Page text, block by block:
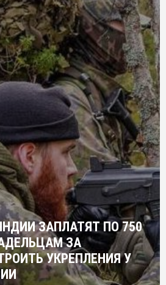
ЗАПЛАТЯТ ПО 750
ЗА
УКРЕПЛЕНИЯ У